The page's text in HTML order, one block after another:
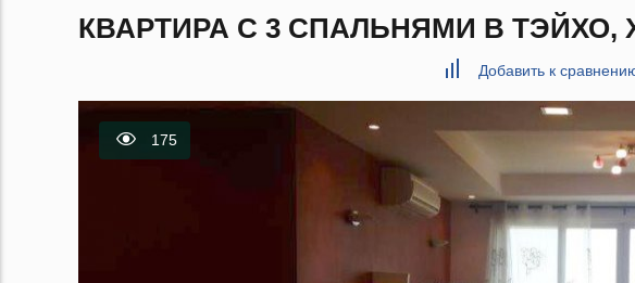
КВАРТИРА С 3 СПАЛЬНЯМИ В ТЭЙХО,
Добавить к
175